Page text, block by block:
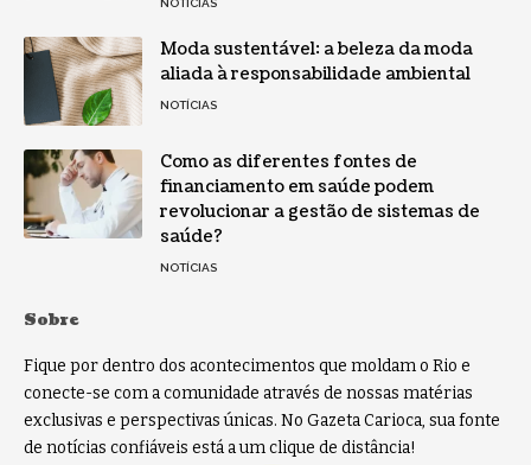
NOTÍCIAS
Moda sustentável: a beleza da moda
aliada à responsabilidade ambiental
NOTÍCIAS
Como as diferentes fontes de
financiamento em saúde podem
revolucionar a gestão de sistemas de
saúde?
NOTÍCIAS
Sobre
Fique por dentro dos acontecimentos que moldam o Rio e
conecte-se com a comunidade através de nossas matérias
exclusivas e perspectivas únicas. No Gazeta Carioca, sua fonte
de notícias confiáveis está a um clique de distância!